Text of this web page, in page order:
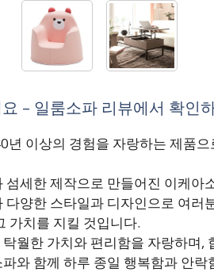
– 일룸소파 리뷰에서 확인
년 이상의 경험을 자랑하는 제품
섬세한 제작으로 만들어진 이케아
다양한 스타일과 디자인으로 여러
가치를 지킬 것입니다.
월한 가치와 편리함을 자랑하며,
와 함께 하루 종일 행복함과 안락